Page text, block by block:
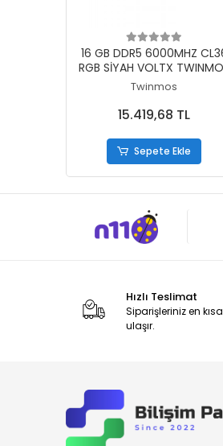
Sepete Ekle
16 GB DDR5 6000MHZ
RGB SİYAH VOLTX
SOĞUTUCULU DT
Twinmos
15.419,68 TL
Sepete Ekle
Hızlı Teslimat
Siparişleriniz en
ulaşır.